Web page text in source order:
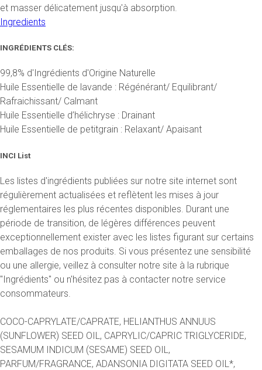
et masser délicatement jusqu'à absorption.
Ingredients
INGRÉDIENTS CLÉS:
99,8% d'Ingrédients d'Origine Naturelle
Huile Essentielle de lavande : Régénérant/ Equilibrant/
Rafraichissant/ Calmant
Huile Essentielle d’hélichryse : Drainant
Huile Essentielle de petitgrain : Relaxant/ Apaisant
INCI List
Les listes d'ingrédients publiées sur notre site internet sont
régulièrement actualisées et reflètent les mises à jour
réglementaires les plus récentes disponibles. Durant une
période de transition, de légères différences peuvent
exceptionnellement exister avec les listes figurant sur certains
emballages de nos produits. Si vous présentez une sensibilité
ou une allergie, veillez à consulter notre site à la rubrique
"Ingrédients" ou n'hésitez pas à contacter notre service
consommateurs.
COCO-CAPRYLATE/CAPRATE, HELIANTHUS ANNUUS
(SUNFLOWER) SEED OIL, CAPRYLIC/CAPRIC TRIGLYCERIDE,
SESAMUM INDICUM (SESAME) SEED OIL,
PARFUM/FRAGRANCE, ADANSONIA DIGITATA SEED OIL*,